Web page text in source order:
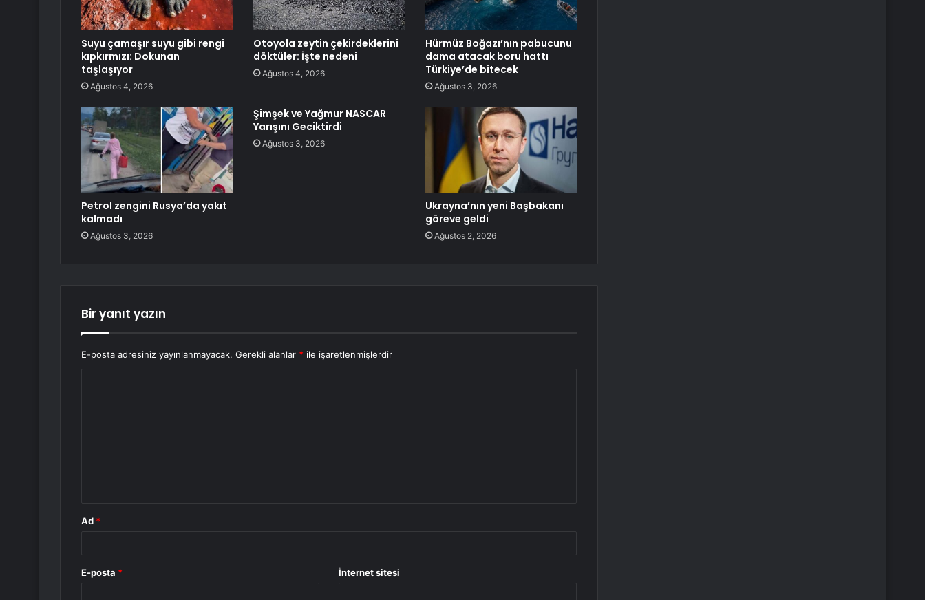
Suyu çamaşır suyu gibi rengi
kıpkırmızı: Dokunan
taşlaşıyor
Ağustos 4, 2026
Otoyola zeytin çekirdeklerini
döktüler: İşte nedeni
Ağustos 4, 2026
Hürmüz Boğazı’nın pabucunu
dama atacak boru hattı
Türkiye’de bitecek
Ağustos 3, 2026
Petrol zengini Rusya’da yakıt
kalmadı
Ağustos 3, 2026
Şimşek ve Yağmur NASCAR
Yarışını Geciktirdi
Ağustos 3, 2026
Ukrayna’nın yeni Başbakanı
göreve geldi
Ağustos 2, 2026
Bir yanıt yazın
E-posta adresiniz yayınlanmayacak. Gerekli alanlar * ile işaretlenmişlerdir
Ad *
E-posta * İnternet sitesi